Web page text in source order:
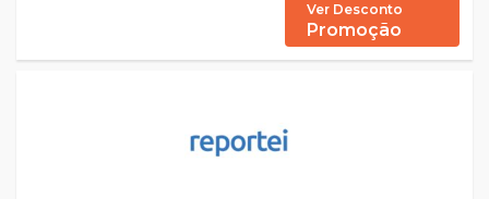
Ver Desconto
Promoção